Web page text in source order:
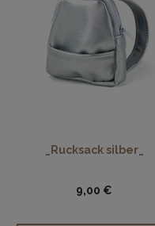
_Rucksack silber_
9,00 €